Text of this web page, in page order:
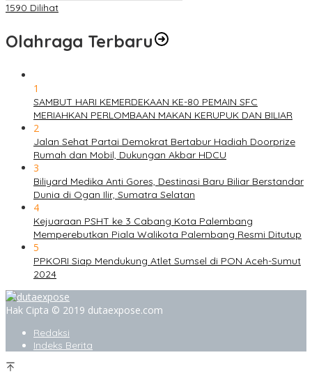
1590 Dilihat
Olahraga Terbaru
1
SAMBUT HARI KEMERDEKAAN KE-80 PEMAIN SFC
MERIAHKAN PERLOMBAAN MAKAN KERUPUK DAN BILIAR
2
Jalan Sehat Partai Demokrat Bertabur Hadiah Doorprize
Rumah dan Mobil, Dukungan Akbar HDCU
3
Biliyard Medika Anti Gores, Destinasi Baru Biliar Berstandar
Dunia di Ogan Ilir, Sumatra Selatan
4
Kejuaraan PSHT ke 3 Cabang Kota Palembang
Memperebutkan Piala Walikota Palembang Resmi Ditutup
5
PPKORI Siap Mendukung Atlet Sumsel di PON Aceh-Sumut
2024
Hak Cipta © 2019 dutaexpose.com
Redaksi
Indeks Berita